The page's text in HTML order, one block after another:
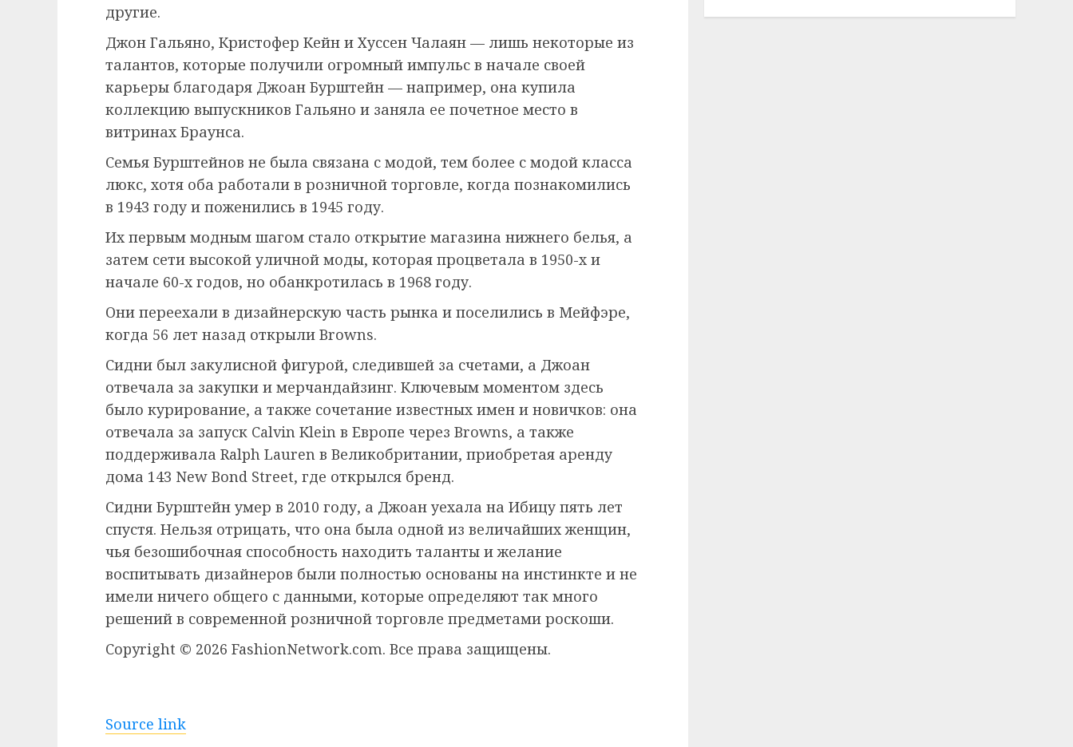
другие.
Джон Гальяно, Кристофер Кейн и Хуссен Чалаян — лишь некоторые из
талантов, которые получили огромный импульс в начале своей
карьеры благодаря Джоан Бурштейн — например, она купила
коллекцию выпускников Гальяно и заняла ее почетное место в
витринах Браунса.
Семья Бурштейнов не была связана с модой, тем более с модой класса
люкс, хотя оба работали в розничной торговле, когда познакомились
в 1943 году и поженились в 1945 году.
Их первым модным шагом стало открытие магазина нижнего белья, а
затем сети высокой уличной моды, которая процветала в 1950-х и
начале 60-х годов, но обанкротилась в 1968 году.
Они переехали в дизайнерскую часть рынка и поселились в Мейфэре,
когда 56 лет назад открыли Browns.
Сидни был закулисной фигурой, следившей за счетами, а Джоан
отвечала за закупки и мерчандайзинг. Ключевым моментом здесь
было курирование, а также сочетание известных имен и новичков: она
отвечала за запуск Calvin Klein в Европе через Browns, а также
поддерживала Ralph Lauren в Великобритании, приобретая аренду
дома 143 New Bond Street, где открылся бренд.
Сидни Бурштейн умер в 2010 году, а Джоан уехала на Ибицу пять лет
спустя. Нельзя отрицать, что она была одной из величайших женщин,
чья безошибочная способность находить таланты и желание
воспитывать дизайнеров были полностью основаны на инстинкте и не
имели ничего общего с данными, которые определяют так много
решений в современной розничной торговле предметами роскоши.
Copyright © 2026 FashionNetwork.com. Все права защищены.
Source link